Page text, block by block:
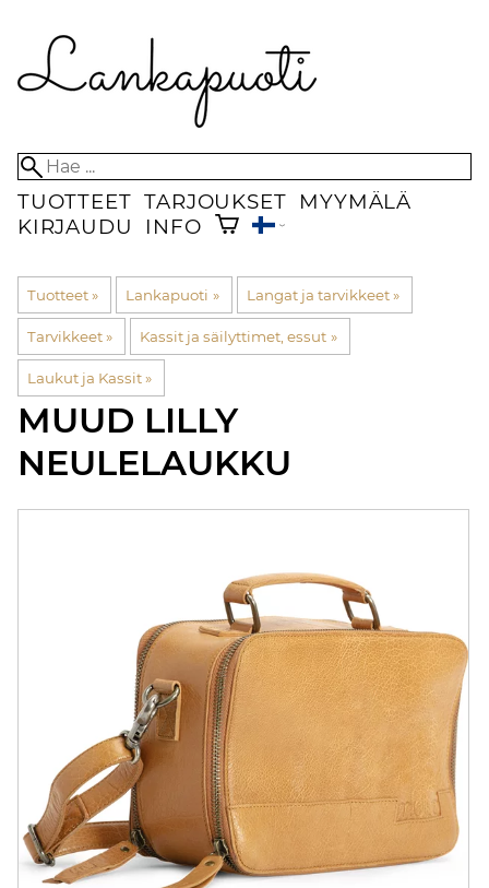
TUOTTEET TARJOUKSET
MYYMÄLÄ
KIRJAUDU
INFO
Tuotteet‪» Lankapuoti ‪» Langat ja tarvikkeet ‪»
Tarvikkeet‪» Kassit ja säilyttimet, essut ‪»
Laukut ja Kassit‪»
MUUD LILLY
NEULELAUKKU